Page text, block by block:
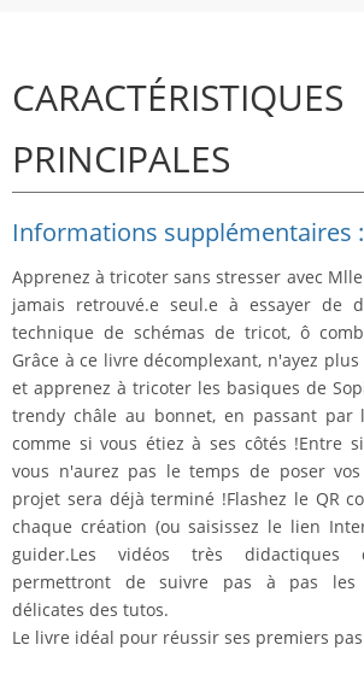
CARACTÉRISTIQUES
PRINCIPALES
Informations supplémentaires :
Apprenez à tricoter sans stresser avec
jamais retrouvé.e seul.e à essayer de
technique de schémas de tricot, ô
Grâce à ce livre décomplexant, n'ayez
et apprenez à tricoter les basiques de
trendy châle au bonnet, en passant
comme si vous étiez à ses côtés !Entre
vous n'aurez pas le temps de poser
projet sera déjà terminé !Flashez le QR
chaque création (ou saisissez le lien
guider.Les vidéos très
permettront de suivre pas à pas les
délicates des tutos.
Le livre idéal pour réussir ses premiers